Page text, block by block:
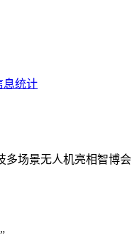
息统计
场景无人机亮相智博会